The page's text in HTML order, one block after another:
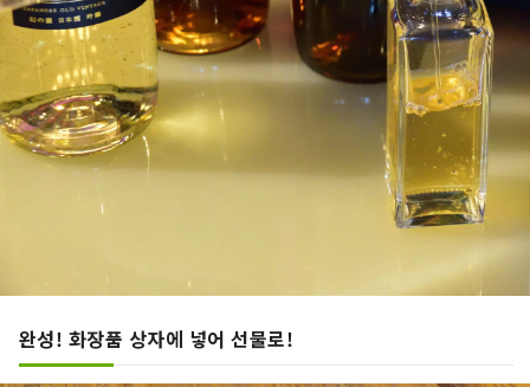
완성! 화장품 상자에 넣어 선물로!